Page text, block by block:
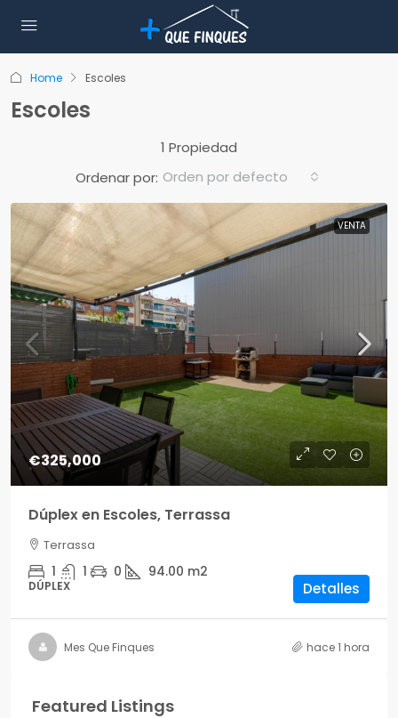
Home Escoles
Escoles
1 Propiedad
Ordenar por: Orden por defecto
VENTA
€325,000
Dúplex en Escoles, Terrassa
Terrassa
1 1 0 94.00 m2
DÚPLEX Detalles
Mes Que Finques hace 1 hora
Featured Listings